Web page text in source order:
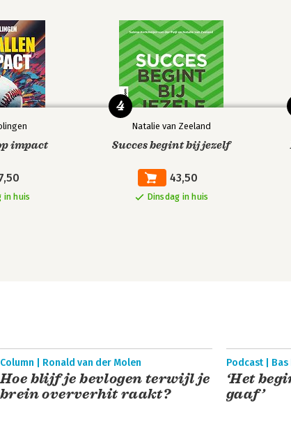
impact
in huis
Natalie van Zeeland
Succes begint bij jezelf
43,50
Dinsdag in huis
4
Column | Ronald van der Molen
Hoe blijf je bevlogen terwijl je
brein oververhit raakt?
Podcast |
‘Het
gaaf’